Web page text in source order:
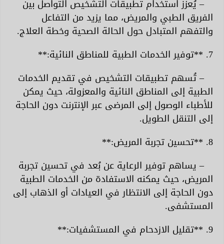
– يُعزز استخدام تطبيقات التشخيص التواصل بين
الفريق الطبي والمريض، مما يزيد من التفاعل
والتفهم المتبادل حول الحالة الصحية وخطة العلاج.
7. **توفير الخدمات الطبية للمناطق النائية:**
– تُسهم تطبيقات التشخيص في تقديم الخدمات
الطبية إلى المناطق النائية والمعزولة، حيث يمكن
للأطباء الوصول إلى المرضى عبر الإنترنت دون الحاجة
إلى التنقل الطويل.
8. **تحسين تجربة المريض:**
– يساهم توفير الرعاية عن بُعد في تحسين تجربة
المريض، حيث يمكنه الاستفادة من الخدمات الطبية
دون الحاجة إلى الانتظار في العيادات أو الذهاب إلى
المستشفى.
9. **تقليل الازدحام في المستشفيات:**